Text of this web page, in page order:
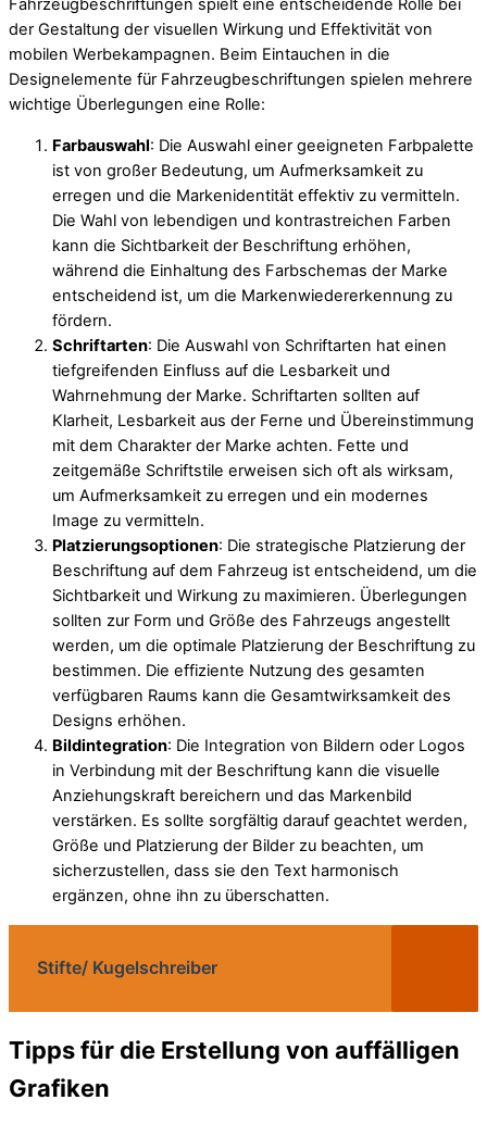
Fahrzeugbeschriftungen spielt eine entscheidende Rolle bei
der Gestaltung der visuellen Wirkung und Effektivität von
mobilen Werbekampagnen. Beim Eintauchen in die
Designelemente für Fahrzeugbeschriftungen spielen mehrere
wichtige Überlegungen eine Rolle:
Farbauswahl: Die Auswahl einer geeigneten Farbpalette
ist von großer Bedeutung, um Aufmerksamkeit zu
erregen und die Markenidentität effektiv zu vermitteln.
Die Wahl von lebendigen und kontrastreichen Farben
kann die Sichtbarkeit der Beschriftung erhöhen,
während die Einhaltung des Farbschemas der Marke
entscheidend ist, um die Markenwiedererkennung zu
fördern.
Schriftarten: Die Auswahl von Schriftarten hat einen
tiefgreifenden Einfluss auf die Lesbarkeit und
Wahrnehmung der Marke. Schriftarten sollten auf
Klarheit, Lesbarkeit aus der Ferne und Übereinstimmung
mit dem Charakter der Marke achten. Fette und
zeitgemäße Schriftstile erweisen sich oft als wirksam,
um Aufmerksamkeit zu erregen und ein modernes
Image zu vermitteln.
Platzierungsoptionen: Die strategische Platzierung der
Beschriftung auf dem Fahrzeug ist entscheidend, um die
Sichtbarkeit und Wirkung zu maximieren. Überlegungen
sollten zur Form und Größe des Fahrzeugs angestellt
werden, um die optimale Platzierung der Beschriftung zu
bestimmen. Die effiziente Nutzung des gesamten
verfügbaren Raums kann die Gesamtwirksamkeit des
Designs erhöhen.
Bildintegration: Die Integration von Bildern oder Logos
in Verbindung mit der Beschriftung kann die visuelle
Anziehungskraft bereichern und das Markenbild
verstärken. Es sollte sorgfältig darauf geachtet werden,
Größe und Platzierung der Bilder zu beachten, um
sicherzustellen, dass sie den Text harmonisch
ergänzen, ohne ihn zu überschatten.
Stifte/ Kugelschreiber
Tipps für die Erstellung von auffälligen
Grafiken